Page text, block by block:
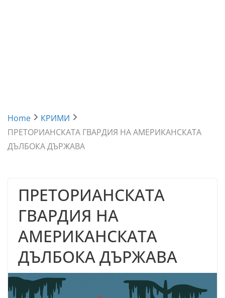
Home
КРИМИ
ПРЕТОРИАНСКАТА ГВАРДИЯ НА АМЕРИКАНСКАТА
ДЪЛБОКА ДЪРЖАВА
ПРЕТОРИАНСКАТА
ГВАРДИЯ НА
АМЕРИКАНСКАТА
ДЪЛБОКА ДЪРЖАВА